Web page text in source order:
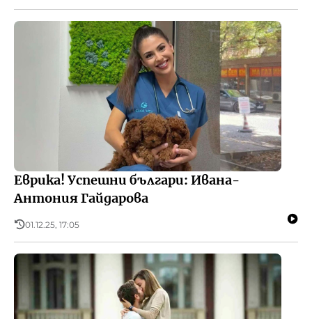
Еврика! Успешни българи: Ивана-
Антония Гайдарова
01.12.25, 17:05